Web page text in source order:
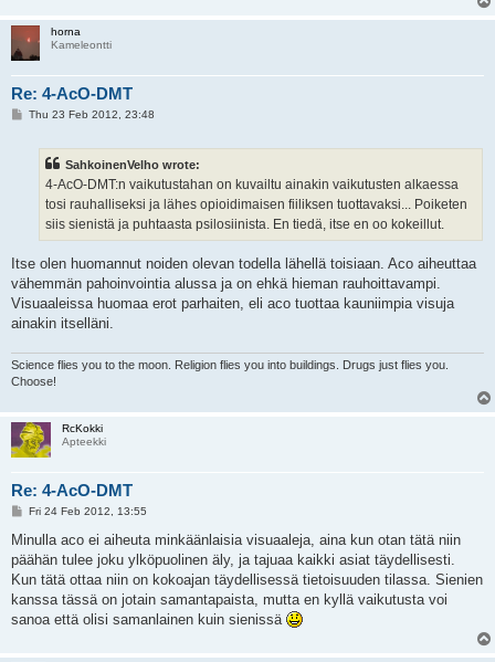
horna
Kameleontti
Re: 4-AcO-DMT
PThu 23 Feb 2012, 23:48
SahkoinenVelho wrote:
4-AcO-DMT:n vaikutustahan on kuvailtu ainakin vaikutusten alkaessa
tosi rauhalliseksi ja lähes opioidimaisen fiiliksen tuottavaksi... Poiketen
siis sienistä ja puhtaasta psilosiinista. En tiedä, itse en oo kokeillut.
Itse olen huomannut noiden olevan todella lähellä toisiaan. Aco aiheuttaa
vähemmän pahoinvointia alussa ja on ehkä hieman rauhoittavampi.
Visuaaleissa huomaa erot parhaiten, eli aco tuottaa kauniimpia visuja
ainakin itselläni.
Science flies you to the moon. Religion flies you into buildings. Drugs just flies you.
Choose!
RcKokki
Apteekki
Re: 4-AcO-DMT
P
s
Fri 24 Feb 2012, 13:55
Minulla aco ei aiheuta minkäänlaisia visuaaleja, aina kun otan tätä niin
päähän tulee joku ylköpuolinen äly, ja tajuaa kaikki asiat täydellisesti.
Kun tätä ottaa niin on kokoajan täydellisessä tietoisuuden tilassa. Sienien
kanssa tässä on jotain samantapaista, mutta en kyllä vaikutusta voi
sanoa että olisi samanlainen kuin sienissä